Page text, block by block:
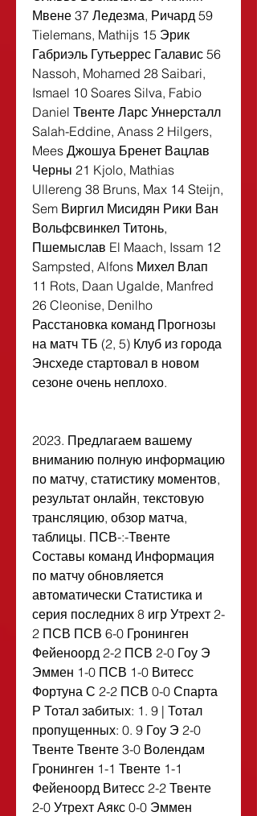
Мвене 37 Ледезма, Ричард 59
Tielemans, Mathijs 15 Эрик
Габриэль Гутьеррес Галавис 56
Nassoh, Mohamed 28 Saibari,
Ismael 10 Soares Silva, Fabio
Daniel Твенте Ларс Уннерсталл
Salah-Eddine, Anass 2 Hilgers,
Mees Джошуа Бренет Вацлав
Черны 21 Kjolo, Mathias
Ullereng 38 Bruns, Max 14 Steijn,
Sem Виргил Мисидян Рики Ван
Вольфсвинкел Титонь,
Пшемыслав El Maach, Issam 12
Sampsted, Alfons Михел Влап
11 Rots, Daan Ugalde, Manfred
26 Cleonise, Denilho
Расстановка команд Прогнозы
на матч ТБ (2, 5) Клуб из города
Энсхеде стартовал в новом
сезоне очень неплохо.
2023. Предлагаем вашему
вниманию полную информацию
по матчу, статистику моментов,
результат онлайн, текстовую
трансляцию, обзор матча,
таблицы. ПСВ-:-Твенте
Составы команд Информация
по матчу обновляется
автоматически Статистика и
серия последних 8 игр Утрехт 2-
2 ПСВ ПСВ 6-0 Гронинген
Фейеноорд 2-2 ПСВ 2-0 Гоу Э
Эммен 1-0 ПСВ 1-0 Витесс
Фортуна С 2-2 ПСВ 0-0 Спарта
Р Тотал забитых: 1. 9 | Тотал
пропущенных: 0. 9 Гоу Э 2-0
Твенте Твенте 3-0 Волендам
Гронинген 1-1 Твенте 1-1
Фейеноорд Витесс 2-2 Твенте
2-0 Утрехт Аякс 0-0 Эммен